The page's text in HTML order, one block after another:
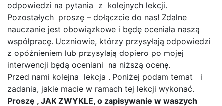
odpowiedzi na pytania z kolejnych lekcji.
Pozostałych proszę – dołączcie do nas! Zdalne
nauczanie jest obowiązkowe i będę oceniała naszą
współpracę. Uczniowie, którzy przysyłają odpowiedzi
z opóźnieniem lub przysyłają dopiero po mojej
interwencji będą oceniani na niższą ocenę.
Przed nami kolejna lekcja . Poniżej podam temat i
zadania, jakie macie w ramach tej lekcji wykonać.
Proszę , JAK ZWYKLE, o zapisywanie w waszych